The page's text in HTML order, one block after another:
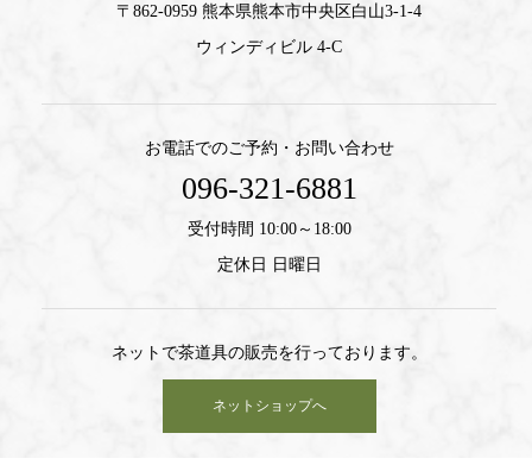
〒862-0959 熊本県熊本市中央区白山3-1-4
ウィンディビル 4-C
お電話でのご予約・お問い合わせ
096-321-6881
受付時間 10:00～18:00
定休日 日曜日
ネットで茶道具の販売を行っております。
ネットショップへ